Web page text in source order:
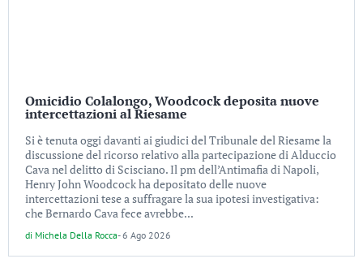
Omicidio Colalongo, Woodcock deposita nuove
intercettazioni al Riesame
Si è tenuta oggi davanti ai giudici del Tribunale del Riesame la
discussione del ricorso relativo alla partecipazione di Alduccio
Cava nel delitto di Scisciano. Il pm dell’Antimafia di Napoli,
Henry John Woodcock ha depositato delle nuove
intercettazioni tese a suffragare la sua ipotesi investigativa:
che Bernardo Cava fece avrebbe...
di Michela Della Rocca-6 Ago 2026